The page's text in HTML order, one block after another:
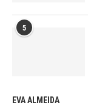
5
EVA ALMEIDA